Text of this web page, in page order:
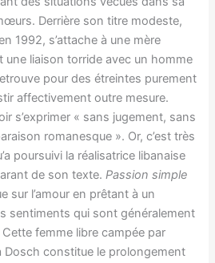
Derrière son titre modeste,
1992, s’attache à une mère
une liaison torride avec un homme
pour des étreintes purement
affectivement outre mesure.
s’exprimer « sans jugement, sans
romanesque ». Or, c’est très
poursuivi la réalisatrice libanaise
de son texte.Passion simple
sur l’amour en prêtant à un
sentiments qui sont généralement
femme libre campée par
Dosch constitue le prolongement